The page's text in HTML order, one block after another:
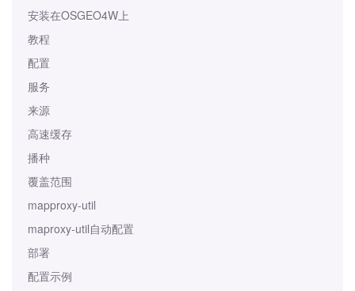
安装在OSGEO4W上
教程
配置
服务
来源
高速缓存
播种
覆盖范围
mapproxy-util
maproxy-util自动配置
部署
配置示例